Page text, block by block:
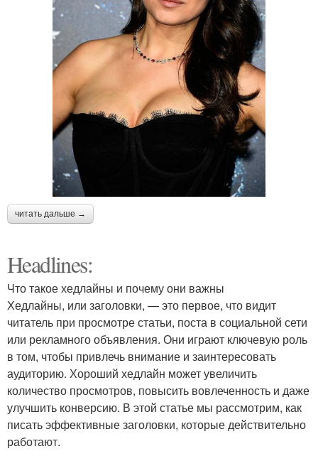
читать дальше →
Headlines:
Что такое хедлайны и почему они важны
Хедлайны, или заголовки, — это первое, что видит
читатель при просмотре статьи, поста в социальной сети
или рекламного объявления. Они играют ключевую роль
в том, чтобы привлечь внимание и заинтересовать
аудиторию. Хороший хедлайн может увеличить
количество просмотров, повысить вовлеченность и даже
улучшить конверсию. В этой статье мы рассмотрим, как
писать эффективные заголовки, которые действительно
работают.